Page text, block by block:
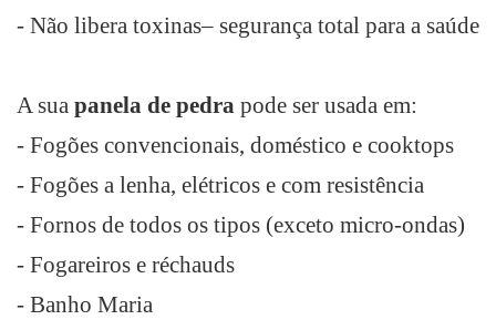
- Não libera toxinas– segurança total para a saúde
A sua panela de pedra pode ser usada em:
- Fogões convencionais, doméstico e cooktops
- Fogões a lenha, elétricos e com resistência
- Fornos de todos os tipos (exceto micro-ondas)
- Fogareiros e réchauds
- Banho Maria